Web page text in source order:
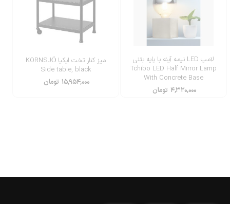
لامپ LED نیمه آینه با پایه بتنی
Tchibo LED Half Mirror Lamp
With Concrete Base
۴,۳۲۰,۰۰۰ تومان
میز کنار تخت ایکیا KORNSJÖ
Side table, black
۱۵,۹۵۴,۰۰۰ تومان